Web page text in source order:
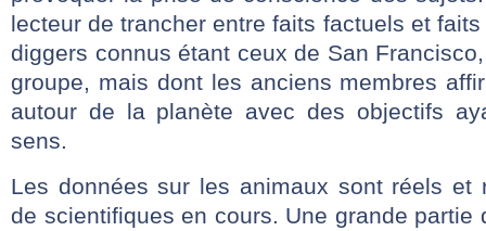
lecteur de trancher entre faits factuels et
diggers connus étant ceux de San
groupe, mais dont les anciens membres
autour de la planète avec des objectifs
sens.
Les données sur les animaux sont réels et
de scientifiques en cours. Une grande partie